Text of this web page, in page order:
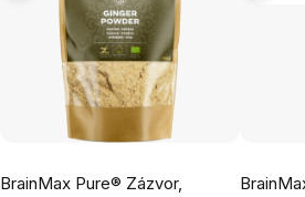
BrainMax Pure® Zázvor,